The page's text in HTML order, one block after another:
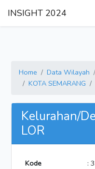
INSIGHT 2024
Home Data Wilayah
KOTA SEMARANG
Kelurahan/
LOR
Kode
: